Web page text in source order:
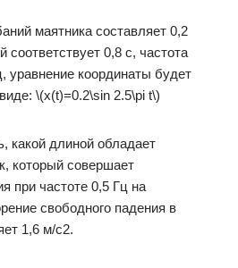
маятника составляет 0,2
соответствует 0,8 с, частота
уравнение координаты будет
\(x(t)=0.2\sin 2.5\pi t\)
какой длиной обладает
который совершает
при частоте 0,5 Гц на
свободного падения в
1,6 м/с2.